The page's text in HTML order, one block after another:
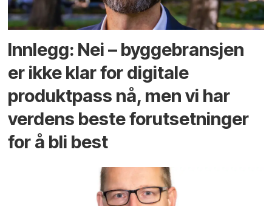
Innlegg: Nei – byggebransjen
er ikke klar for digitale
produktpass nå, men vi har
verdens beste forutsetninger
for å bli best